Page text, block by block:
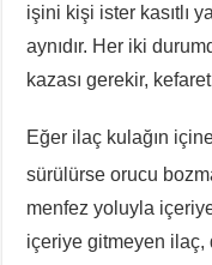
işini kişi ister kasıtlı
aynıdır. Her iki
kazası gerekir,
Eğer ilaç kulağın içine
sürülürse orucu
menfez yoluyla
içeriye gitmeyen ilaç,